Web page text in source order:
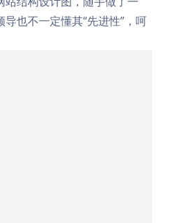
也不一定懂其“先进性”，呵